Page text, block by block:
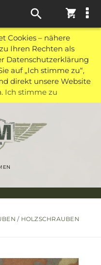
Cookies – nähere
Ihren Rechten als
Datenschutzerklärung
auf „Ich stimme zu“,
direkt unsere Website
Ich stimme zu
0
/ HOLZSCHRAUBEN